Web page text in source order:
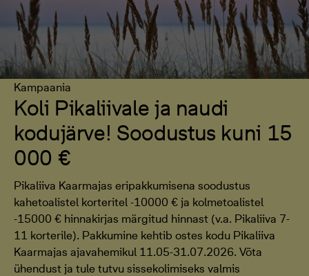
Kampaania
Koli Pikaliivale ja naudi
kodujärve! Soodustus kuni 15
000 €
Pikaliiva Kaarmajas eripakkumisena soodustus
kahetoalistel korteritel -10000 € ja kolmetoalistel
-15000 € hinnakirjas märgitud hinnast (v.a. Pikaliiva 7-
11 korterile). Pakkumine kehtib ostes kodu Pikaliiva
Kaarmajas ajavahemikul 11.05-31.07.2026. Võta
ühendust ja tule tutvu sissekolimiseks valmis